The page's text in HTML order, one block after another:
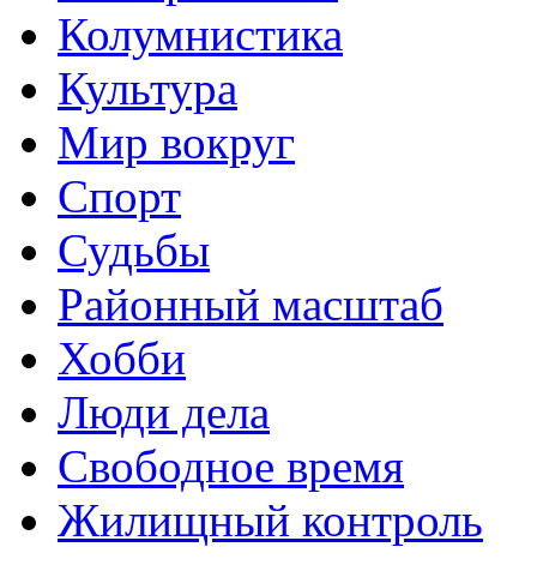
Колумнистика
Культура
Мир вокруг
Спорт
Судьбы
Районный масштаб
Хобби
Люди дела
Свободное время
Жилищный контроль